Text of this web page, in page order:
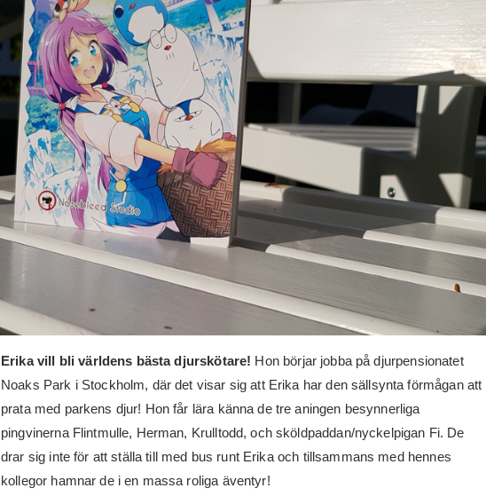
Erika vill bli världens bästa djurskötare! Hon börjar jobba på djurpensionatet
Noaks Park i Stockholm, där det visar sig att Erika har den sällsynta förmågan att
prata med parkens djur! Hon får lära känna de tre aningen besynnerliga
pingvinerna Flintmulle, Herman, Krulltodd, och sköldpaddan/nyckelpigan Fi. De
drar sig inte för att ställa till med bus runt Erika och tillsammans med hennes
kollegor hamnar de i en massa roliga äventyr!